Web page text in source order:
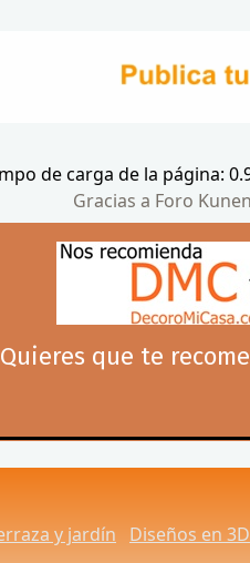
de carga de la página:
Gracias a Foro
que te
y jardín Diseños en 3D